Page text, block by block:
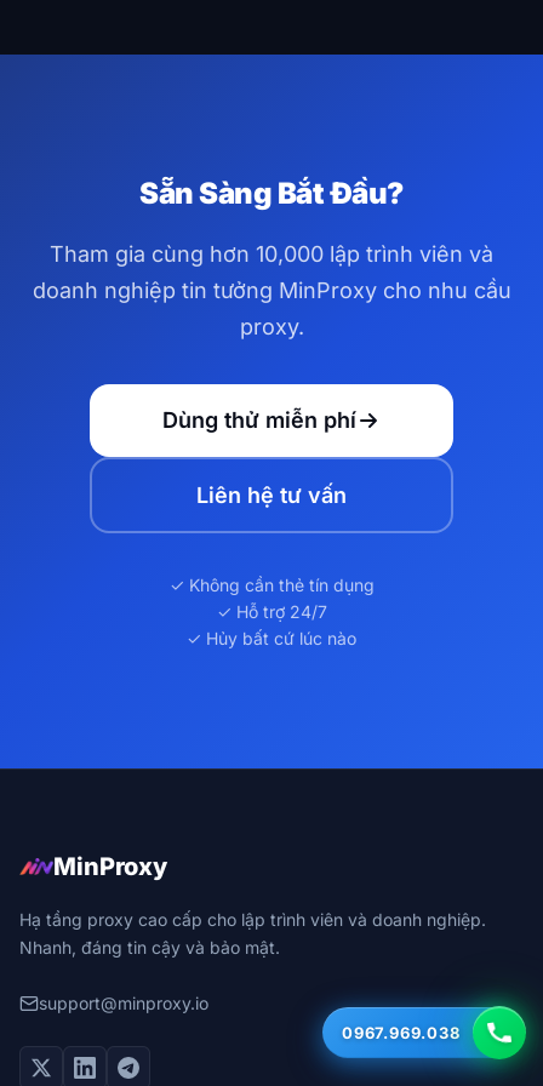
quốc gia. Bạn cũng có thể nhắm mục tiêu theo ASN
Sẵn Sàng Bắt Đầu?
Tham gia cùng hơn 10,000 lập trình viên và
doanh nghiệp tin tưởng MinProxy cho nhu cầu
proxy.
Dùng thử miễn phí
Liên hệ tư vấn
✓ Không cần thẻ tín dụng
✓ Hỗ trợ 24/7
✓ Hủy bất cứ lúc nào
MinProxy
Hạ tầng proxy cao cấp cho lập trình viên và doanh nghiệp.
Nhanh, đáng tin cậy và bảo mật.
support@minproxy.io
0967.969.038